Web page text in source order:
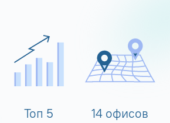
Топ 5 14 офисов